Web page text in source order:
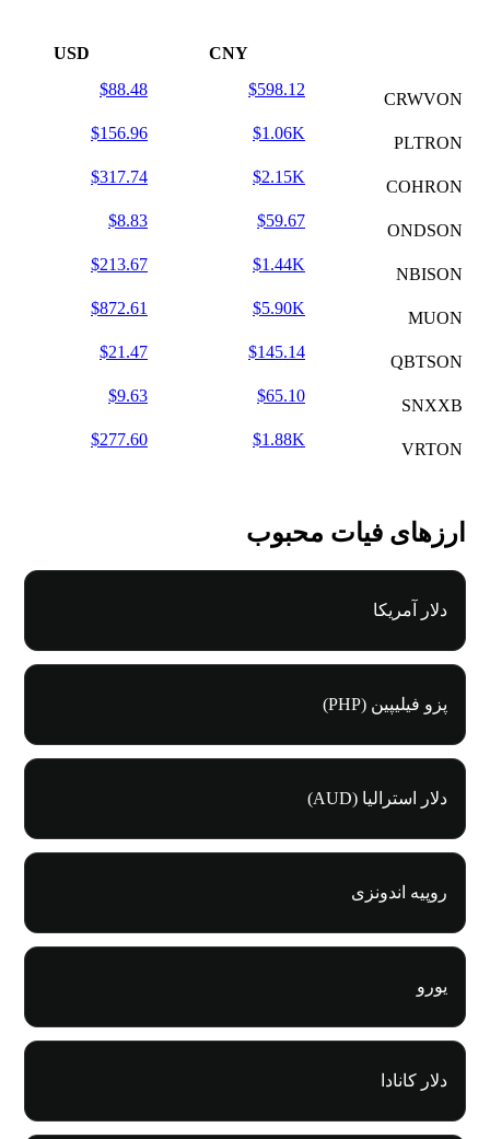
CNY
USD
CRWVON
$598.12
$88.48
PLTRON
$1.06K
$156.96
COHRON
$2.15K
$317.74
ONDSON
$59.67
$8.83
NBISON
$1.44K
$213.67
MUON
$5.90K
$872.61
QBTSON
$145.14
$21.47
SNXXB
$65.10
$9.63
VRTON
$1.88K
$277.60
ارزهای فیات محبوب
دلار آمریکا
پزو فیلیپین (PHP)
دلار استرالیا (AUD)
روپیه اندونزی
یورو
دلار کانادا